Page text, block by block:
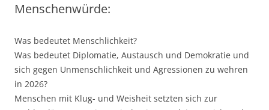
Menschenwürde:
Was bedeutet Menschlichkeit?
Was bedeutet Diplomatie, Austausch und Demokratie und
sich gegen Unmenschlichkeit und Agressionen zu wehren
in 2026?
Menschen mit Klug- und Weisheit setzten sich zur